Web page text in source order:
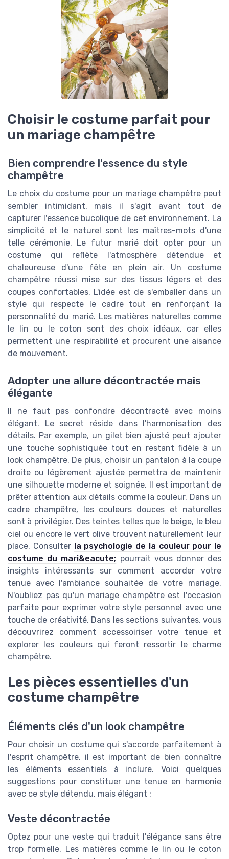
Choisir le costume parfait pour
un mariage champêtre
Bien comprendre l'essence du style
champêtre
Le choix du costume pour un mariage champêtre peut
sembler intimidant, mais il s'agit avant tout de
capturer l'essence bucolique de cet environnement. La
simplicité et le naturel sont les maîtres-mots d'une
telle cérémonie. Le futur marié doit opter pour un
costume qui reflète l'atmosphère détendue et
chaleureuse d'une fête en plein air. Un costume
champêtre réussi mise sur des tissus légers et des
coupes confortables. L'idée est de s'emballer dans un
style qui respecte le cadre tout en renforçant la
personnalité du marié. Les matières naturelles comme
le lin ou le coton sont des choix idéaux, car elles
permettent une respirabilité et procurent une aisance
de mouvement.
Adopter une allure décontractée mais
élégante
Il ne faut pas confondre décontracté avec moins
élégant. Le secret réside dans l'harmonisation des
détails. Par exemple, un gilet bien ajusté peut ajouter
une touche sophistiquée tout en restant fidèle à un
look champêtre. De plus, choisir un pantalon à la coupe
droite ou légèrement ajustée permettra de maintenir
une silhouette moderne et soignée. Il est important de
prêter attention aux détails comme la couleur. Dans un
cadre champêtre, les couleurs douces et naturelles
sont à privilégier. Des teintes telles que le beige, le bleu
ciel ou encore le vert olive trouvent naturellement leur
place. Consulter la psychologie de la couleur pour le
costume du mari&eacute; pourrait vous donner des
insights intéressants sur comment accorder votre
tenue avec l'ambiance souhaitée de votre mariage.
N'oubliez pas qu'un mariage champêtre est l'occasion
parfaite pour exprimer votre style personnel avec une
touche de créativité. Dans les sections suivantes, vous
découvrirez comment accessoiriser votre tenue et
explorer les couleurs qui feront ressortir le charme
champêtre.
Les pièces essentielles d'un
costume champêtre
Éléments clés d'un look champêtre
Pour choisir un costume qui s'accorde parfaitement à
l'esprit champêtre, il est important de bien connaître
les éléments essentiels à inclure. Voici quelques
suggestions pour constituer une tenue en harmonie
avec ce style détendu, mais élégant :
Veste décontractée
Optez pour une veste qui traduit l'élégance sans être
trop formelle. Les matières comme le lin ou le coton